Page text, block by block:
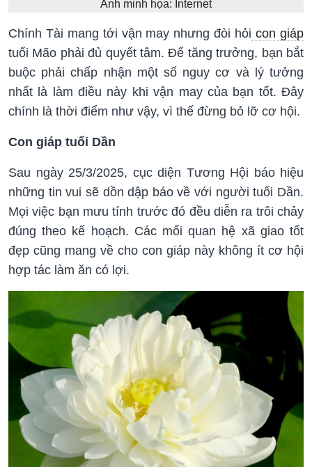
Ảnh minh họa: Internet
Chính Tài mang tới vận may nhưng đòi hỏi con giáp
tuổi Mão phải đủ quyết tâm. Để tăng trưởng, bạn bắt
buộc phải chấp nhận một số nguy cơ và lý tưởng
nhất là làm điều này khi vận may của bạn tốt. Đây
chính là thời điểm như vậy, vì thế đừng bỏ lỡ cơ hội.
Con giáp tuổi Dần
Sau ngày 25/3/2025, cục diện Tương Hội báo hiệu
những tin vui sẽ dồn dập báo về với người tuổi Dần.
Mọi việc bạn mưu tính trước đó đều diễn ra trôi chảy
đúng theo kế hoạch. Các mối quan hệ xã giao tốt
đẹp cũng mang về cho con giáp này không ít cơ hội
hợp tác làm ăn có lợi.